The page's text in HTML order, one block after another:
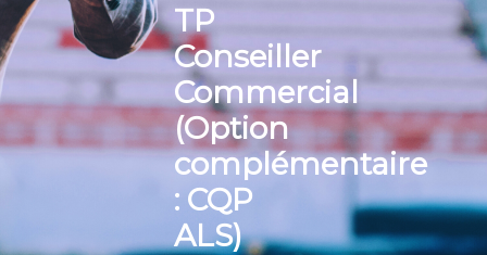
TP
Conseiller
Commercial
(Option
complémentaire
: CQP
ALS)